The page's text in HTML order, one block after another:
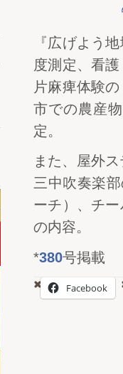
『広げよう
度測定、看
片麻痺体験
市での農産
定。
また、屋外
三中吹奏楽
ーチ）、チ
の内容。
*380号掲載
Facebook